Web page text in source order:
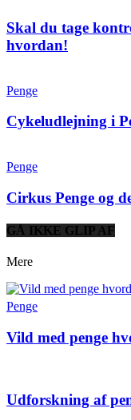
Skal du tage
hvordan!
Penge
Cykeludlejning i
Penge
Cirkus Penge og
GÅ IKKE GLIP AF
Mere
Penge
Vild med penge
Udforskning af